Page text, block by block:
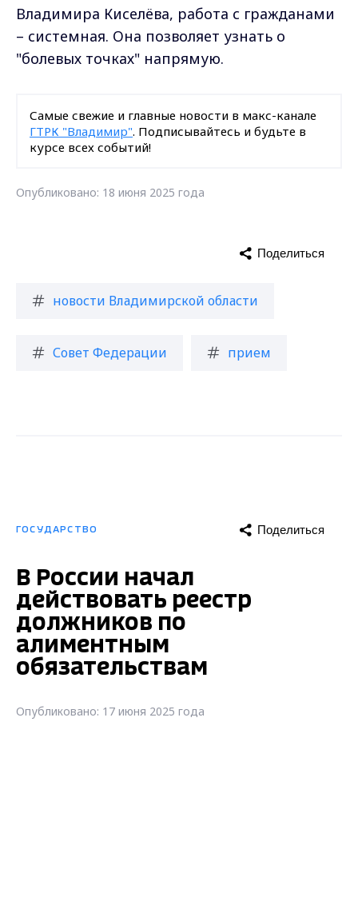
Владимира Киселёва, работа с гражданами
– системная. Она позволяет узнать о
"болевых точках" напрямую.
Самые свежие и главные новости в макс-канале
ГТРК "Владимир". Подписывайтесь и будьте в
курсе всех событий!
Опубликовано: 18 июня 2025 года
новости Владимирской области
Совет Федерации прием
Поделиться
ГОСУДАРСТВО Поделиться
В России начал
действовать реестр
должников по
алиментным
обязательствам
Опубликовано: 17 июня 2025 года